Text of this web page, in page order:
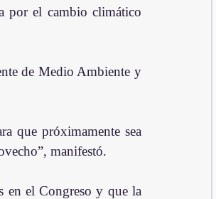
por el cambio climático
de Medio Ambiente y
que próximamente sea
manifestó.
en el Congreso y que la